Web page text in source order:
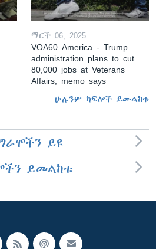
ማርች 06, 2025
VOA60 America - Trump
administration plans to cut
80,000 jobs at Veterans
Affairs, memo says
ሁሉንም ክፍሎች ይመልከቱ
ይዩ
ይመልከቱ